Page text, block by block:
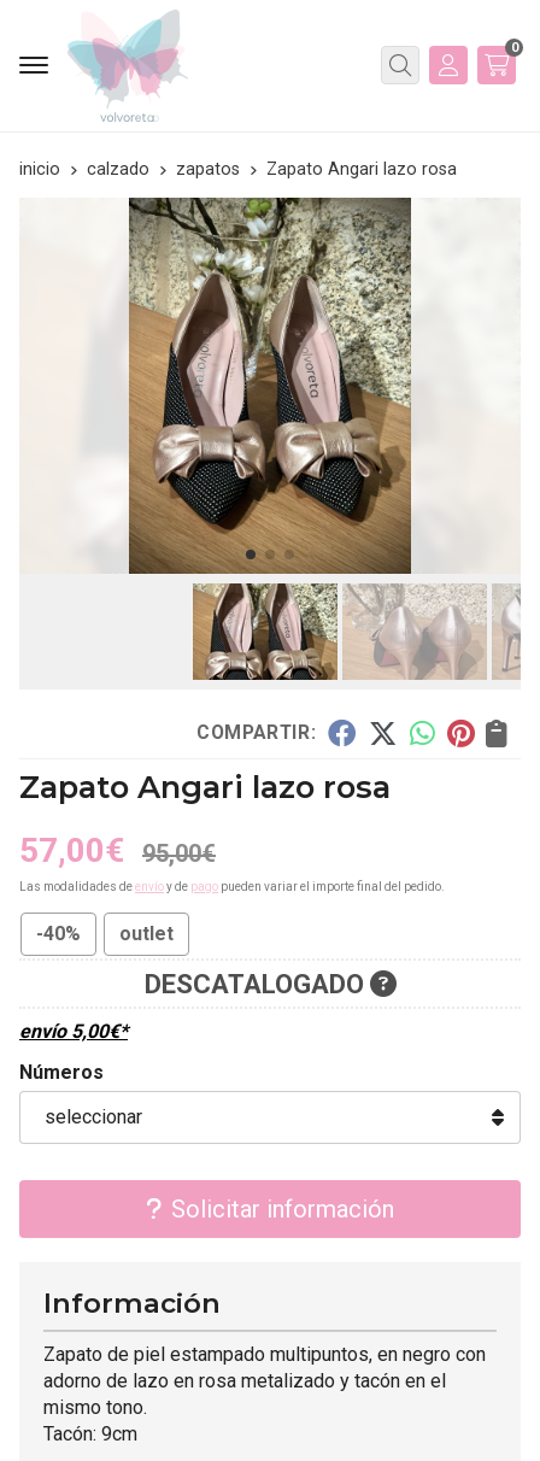
Buscar
0
inicio calzado zapatos Zapato Angari lazo rosa
COMPARTIR:
Zapato Angari lazo rosa
57,00€ 95,00€
Las modalidades deenvíoy de pago pueden variar el importe final del pedido.
-40% outlet
DESCATALOGADO
envío 5,00€*
Números
Solicitar información
Información
Zapato de piel estampado multipuntos, en negro con
adorno de lazo en rosa metalizado y tacón en el
mismo tono.
Tacón: 9cm